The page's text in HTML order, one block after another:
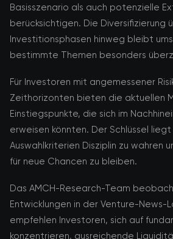
Basisszenario als auch potenzielle
berücksichtigen. Die Diversifizierung
Investitionsphasen hinweg bleibt
bestimmte Themen besonders
Für Investoren mit angemessener
Zeithorizonten bieten die aktuellen
Einstiegspunkte, die sich im
erweisen könnten. Der Schlüssel
Auswahlkriterien Disziplin zu wahren
für neue Chancen zu bleiben.
Das AMCH-Research-Team
Entwicklungen in der Venture-News-
empfehlen Investoren, sich auf
konzentrieren, ausreichende